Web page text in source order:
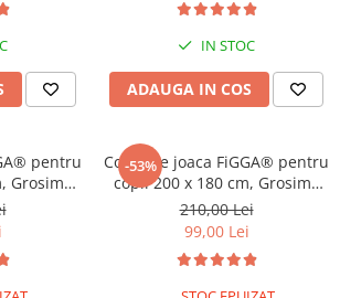
de
Print 08
educativ pentru activitati de
joaca a bebelusului, Print 02
IN STOC
ADAUGA IN COS
pentru
Grosime
2 fete,
si
de
Print 06
-53%
Covor de joaca FiGGA® pentru
copii 200 x 180 cm, Grosime
0.8 cm, Spuma protectie,
Termoizolant, Pliabil, 2 fete,
Covoras bebe interactiv si
educativ pentru activitati de
joaca a bebelusului, Print 07
210,00 Lei
99,00 Lei